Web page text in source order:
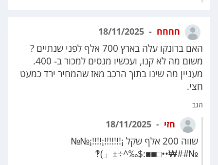
חחחח
האם ברונקו עלה בארץ 700 אלף לפני שנתיים ?
משום מה לא קנו, ועכשיו מנסים למכור ב- 400.
מעניין מה שינו בתוך הרכב מאז שהמחיר ירד כמעט
חצי.
הגב
חזי
שווה 200 אלף שקל ¡!!!!!!!¡!!!!¡№№
№##₩••□■■:$‰^÷±「)‽